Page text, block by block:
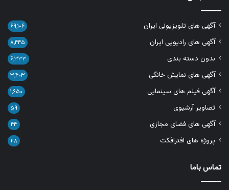
آگهی های تلویزیونی ایران ۶۹,۱۰۶
آگهی های رادیویی ایران ۸,۴۴۵
بدون دسته بندی ۶,۳۳۳
آگهی های نمایش خانگی ۳,۴۰۳
آگهی فیلم های سینمایی ۱,۶۵۰
تصاویر آرشیوی ۵۹
آگهی های فضای مجازی ۴۴
پروژه های افترافکت ۲۸
تماس باما